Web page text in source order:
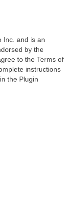
Inc. and is an
by the
to the Terms of
instructions
the Plugin